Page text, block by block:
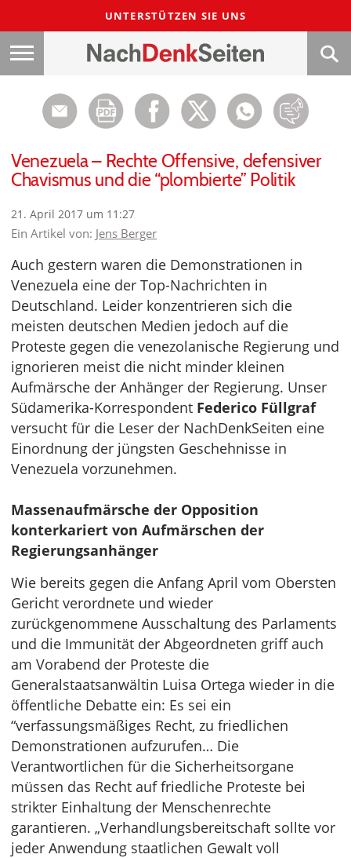
UNTERSTÜTZEN SIE UNS
Venezuela – Rechte Offensive, defensiver
Chavismus und die “plombierte” Politik
21. April 2017 um 11:27
Ein Artikel von: Jens Berger
Auch gestern waren die Demonstrationen in
Venezuela eine der Top-Nachrichten in
Deutschland. Leider konzentrieren sich die
meisten deutschen Medien jedoch auf die
Proteste gegen die venezolanische Regierung und
ignorieren meist die nicht minder kleinen
Aufmärsche der Anhänger der Regierung. Unser
Südamerika-Korrespondent Federico Füllgraf
versucht für die Leser der NachDenkSeiten eine
Einordnung der jüngsten Geschehnisse in
Venezuela vorzunehmen.
Massenaufmärsche der Opposition
konterkariert von Aufmärschen der
Regierungsanhänger
Wie bereits gegen die Anfang April vom Obersten
Gericht verordnete und wieder
zurückgenommene Ausschaltung des Parlaments
und die Immunität der Abgeordneten griff auch
am Vorabend der Proteste die
Generalstaatsanwältin Luisa Ortega wieder in die
öffentliche Debatte ein: Es sei ein
“verfassungsmäßiges Recht, zu friedlichen
Demonstrationen aufzurufen… Die
Verantwortlichen für die Sicherheitsorgane
müssen das Recht auf friedliche Proteste bei
strikter Einhaltung der Menschenrechte
garantieren. „Verhandlungsbereitschaft sollte vor
jeder Anwendung staatlichen Gewalt voll